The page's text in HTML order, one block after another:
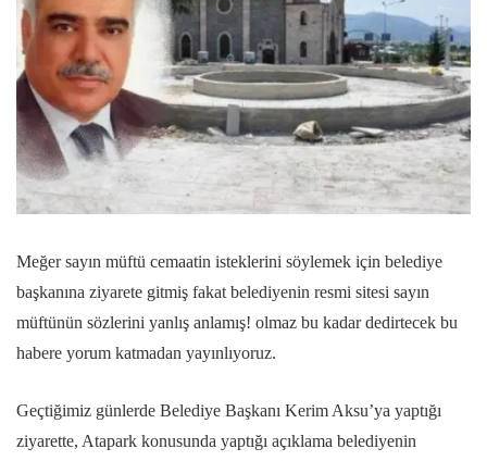
Meğer sayın müftü cemaatin isteklerini söylemek için belediye
başkanına ziyarete gitmiş fakat belediyenin resmi sitesi sayın
müftünün sözlerini yanlış anlamış! olmaz bu kadar dedirtecek bu
habere yorum katmadan yayınlıyoruz.
Geçtiğimiz günlerde Belediye Başkanı Kerim Aksu’ya yaptığı
ziyarette, Atapark konusunda yaptığı açıklama belediyenin